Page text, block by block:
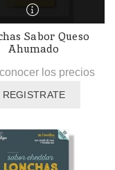
Sabor Queso
Ahumado
los precios
REGISTRATE